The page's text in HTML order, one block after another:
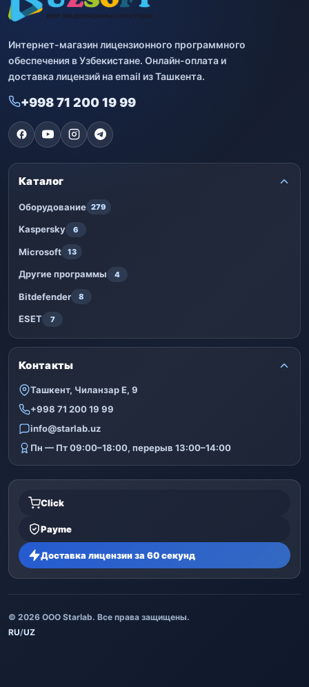
Интернет-магазин лицензионного программного
обеспечения в Узбекистане. Онлайн-оплата и
доставка лицензий на email из Ташкента.
+998 71 200 19 99
Каталог
Оборудование 279
Kaspersky 6
Microsoft 13
Другие программы 4
Bitdefender 8
ESET 7
Контакты
Ташкент, Чиланзар Е, 9
+998 71 200 19 99
info@starlab.uz
Пн — Пт 09:00–18:00, перерыв 13:00–14:00
Click
Payme
Доставка лицензии за 60 секунд
© 2026 ООО Starlab. Все права защищены.
RU/UZ